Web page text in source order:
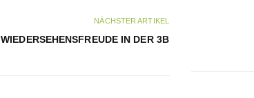
NÄCHSTER ARTIKEL
WIEDERSEHENSFREUDE IN DER 3B